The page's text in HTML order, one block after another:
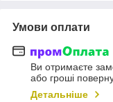
Умови оплати
Ви отримаєте
або гроші
Детальніше